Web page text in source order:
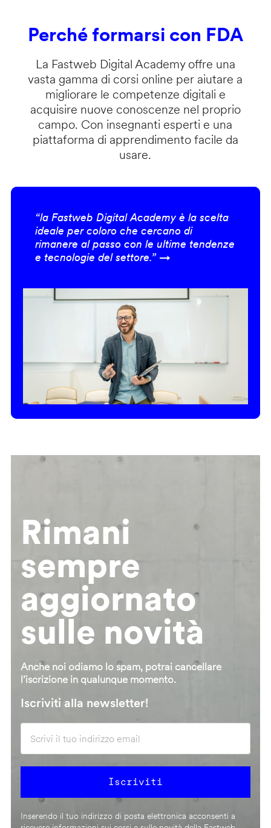
Perché formarsi con FDA
La Fastweb Digital Academy offre una
vasta gamma di corsi online per aiutare a
migliorare le competenze digitali e
acquisire nuove conoscenze nel proprio
campo. Con insegnanti esperti e una
piattaforma di apprendimento facile da
usare.
“la Fastweb Digital Academy è la scelta
ideale per coloro che cercano di
rimanere al passo con le ultime tendenze
e tecnologie del settore.” →
Rimani
sempre
aggiornato
sulle novità
Anche noi odiamo lo spam, potrai cancellare
l’iscrizione in qualunque momento.
Iscriviti alla newsletter!
Inserendo il tuo indirizzo di posta elettronica acconsenti a